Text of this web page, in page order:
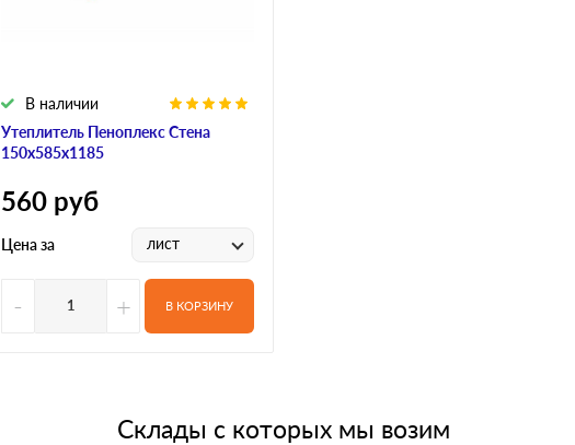
Утеплитель Пеноплекс Стена
150х585х1185
В наличии
560 руб
Цена за лист
- + В КОРЗИНУ
Склады с которых мы возим